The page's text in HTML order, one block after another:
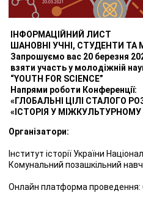
ІНФОРМАЦІЙНИЙ ЛИСТ
ШАНОВНІ УЧНІ, СТУДЕНТИ ТА
Запрошуємо вас 20 березня
взяти участь у молодіжній
“YOUTH FOR SCIENCE”
Напрями роботи Конференції:
«ГЛОБАЛЬНІ ЦІЛІ СТАЛОГО
«ІСТОРІЯ У МІЖКУЛЬТУРНОМУ
Організатори:
Інститут історії України
Комунальний позашкільний
Онлайн платформа проведення: